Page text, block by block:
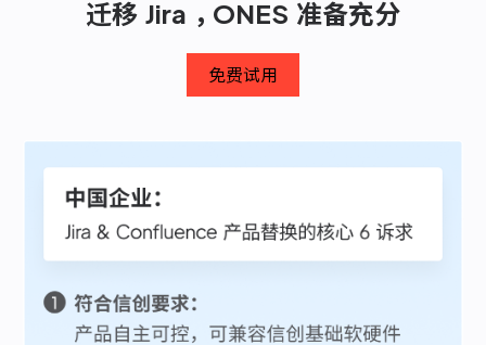
ONES 资讯
ONES 资讯
迁移 Jira ，ONES 准备充分
免费试用